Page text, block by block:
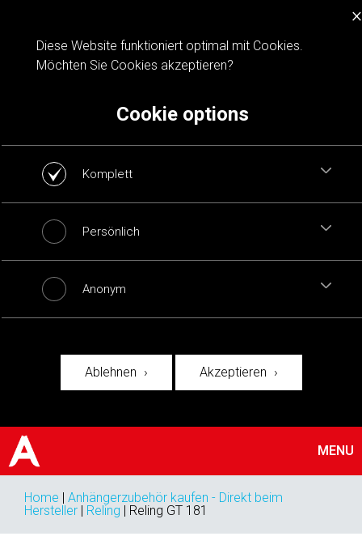
Cookie notification
×
Diese Website funktioniert optimal mit Cookies.
Möchten Sie Cookies akzeptieren?
Cookie options
Komplett
Persönlich
Anonym
Ablehnen Akzeptieren
MENU
Home | Anhängerzubehör kaufen - Direkt beim
Hersteller | Reling | Reling GT 181